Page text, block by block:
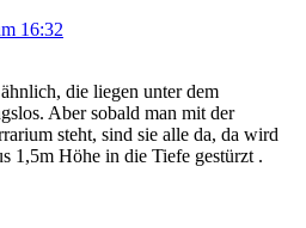
16:32
die liegen unter dem
Aber sobald man mit der
steht, sind sie alle da, da wird
1,5m Höhe in die Tiefe gestürzt .